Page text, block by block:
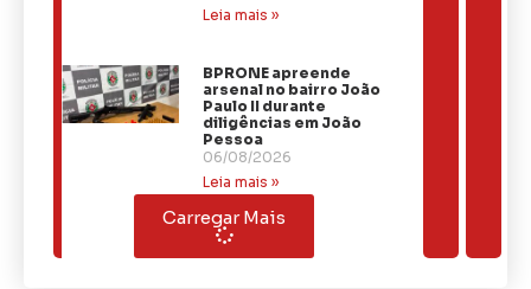
Leia mais »
BPRONE apreende
arsenal no bairro João
Paulo II durante
diligências em João
Pessoa
06/08/2026
Leia mais »
Carregar Mais